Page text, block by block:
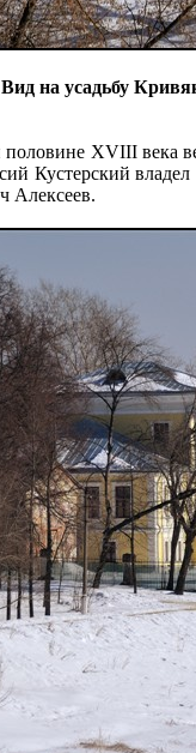
на усадьбу
XVIII века
Кустерский
Алексеев.